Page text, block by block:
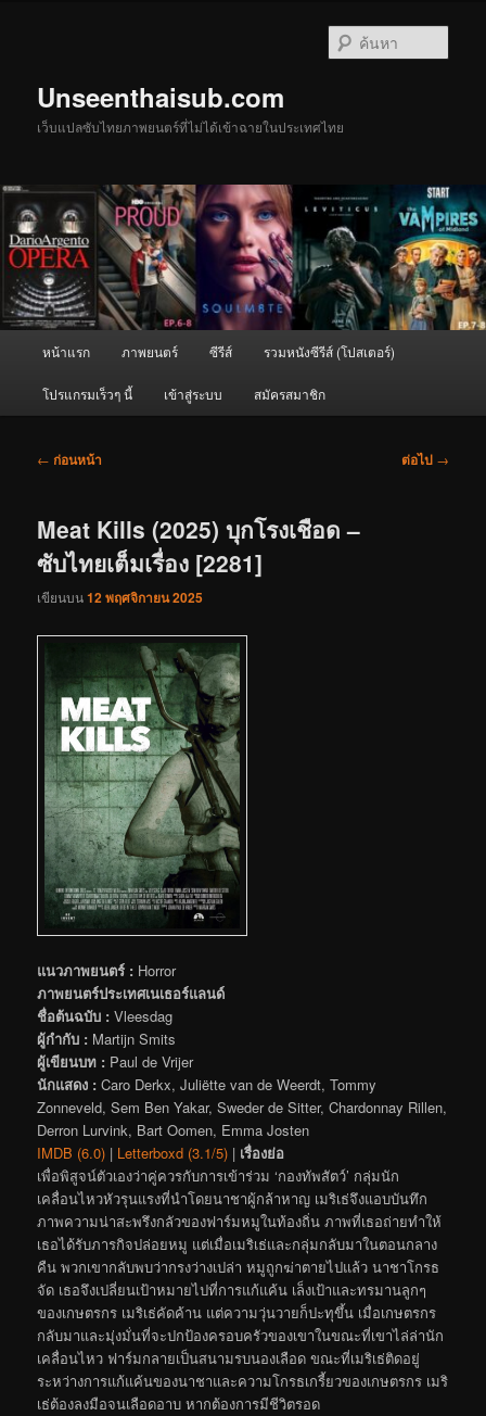
Unseenthaisub.com
เว็บแปลซับไทยภาพยนตร์ที่ไม่ได้เข้าฉายในประเทศไทย
หน้าแรก ภาพยนตร์ ซีรีส์ รวมหนังซีรีส์ (โปสเตอร์)
โปรแกรมเร็วๆ นี้ เข้าสู่ระบบ สมัครสมาชิก
เมนู
← ก่อนหน้า ต่อไป →
Meat Kills (2025) บุกโรงเชือด –
ซับไทยเต็มเรื่อง [2281]
เขียนบน12 พฤศจิกายน 2025
แนวภาพยนตร์ : Horror
ภาพยนตร์ประเทศเนเธอร์แลนด์
ชื่อต้นฉบับ : Vleesdag
ผู้กำกับ : Martijn Smits
ผู้เขียนบท : Paul de Vrijer
นักแสดง : Caro Derkx, Juliëtte van de Weerdt, Tommy
Zonneveld, Sem Ben Yakar, Sweder de Sitter, Chardonnay Rillen,
Derron Lurvink, Bart Oomen, Emma Josten
IMDB (6.0) | Letterboxd (3.1/5) | เรื่องย่อ
เพื่อพิสูจน์ตัวเองว่าคู่ควรกับการเข้าร่วม ‘กองทัพสัตว์’ กลุ่มนัก
เคลื่อนไหวหัวรุนแรงที่นำโดยนาชาผู้กล้าหาญ เมริเธ่จึงแอบบันทึก
ภาพความน่าสะพรึงกลัวของฟาร์มหมูในท้องถิ่น ภาพที่เธอถ่ายทำให้
เธอได้รับภารกิจปล่อยหมู แต่เมื่อเมริเธ่และกลุ่มกลับมาในตอนกลาง
คืน พวกเขากลับพบว่ากรงว่างเปล่า หมูถูกฆ่าตายไปแล้ว นาชาโกรธ
จัด เธอจึงเปลี่ยนเป้าหมายไปที่การแก้แค้น เล็งเป้าและทรมานลูกๆ
ของเกษตรกร เมริเธ่คัดค้าน แต่ความวุ่นวายก็ปะทุขึ้น เมื่อเกษตรกร
กลับมาและมุ่งมั่นที่จะปกป้องครอบครัวของเขาในขณะที่เขาไล่ล่านัก
เคลื่อนไหว ฟาร์มกลายเป็นสนามรบนองเลือด ขณะที่เมริเธ่ติดอยู่
ระหว่างการแก้แค้นของนาชาและความโกรธเกรี้ยวของเกษตรกร เมริ
เธ่ต้องลงมือจนเลือดอาบ หากต้องการมีชีวิตรอด